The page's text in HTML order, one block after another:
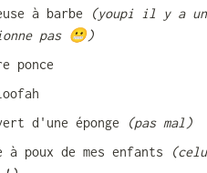
à barbe
(youpi il y a
pas 😬)
ponce
d'une éponge
(pas mal)
à poux de mes enfants